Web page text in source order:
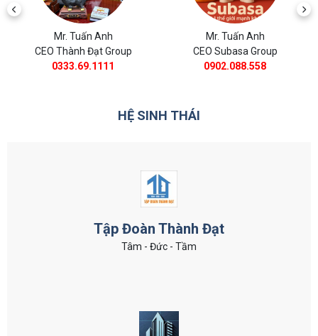
Mr. Tuấn Anh
CEO Thành Đạt Group
0333.69.1111
Mr. Tuấn Anh
CEO Subasa Group
0902.088.558
HỆ SINH THÁI
Tập Đoàn Thành Đạt
Tâm - Đức - Tầm